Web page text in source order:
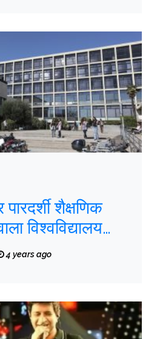
शैक्षणिक
विश्वविद्यालय
4 years ago